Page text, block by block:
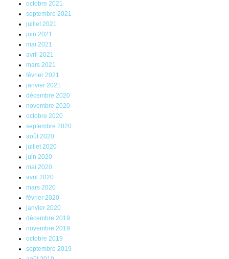
octobre 2021
septembre 2021
juillet 2021
juin 2021
mai 2021
avril 2021
mars 2021
février 2021
janvier 2021
décembre 2020
novembre 2020
octobre 2020
septembre 2020
août 2020
juillet 2020
juin 2020
mai 2020
avril 2020
mars 2020
février 2020
janvier 2020
décembre 2019
novembre 2019
octobre 2019
septembre 2019